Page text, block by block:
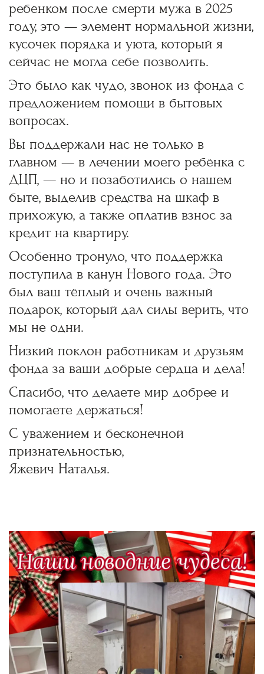
ребёнком после смерти мужа в 2025
году, это — элемент нормальной жизни,
кусочек порядка и уюта, который я
сейчас не могла себе позволить.
Это было как чудо, звонок из фонда с
предложением помощи в бытовых
вопросах.
Вы поддержали нас не только в
главном — в лечении моего ребёнка с
ДЦП, — но и позаботились о нашем
быте, выделив средства на шкаф в
прихожую, а также оплатив взнос за
кредит на квартиру.
Особенно тронуло, что поддержка
поступила в канун Нового года. Это
был ваш тёплый и очень важный
подарок, который дал силы верить, что
мы не одни.
Низкий поклон работникам и друзьям
фонда за ваши добрые сердца и дела!
Спасибо, что делаете мир добрее и
помогаете держаться!
С уважением и бесконечной
признательностью,
Яжевич Наталья.